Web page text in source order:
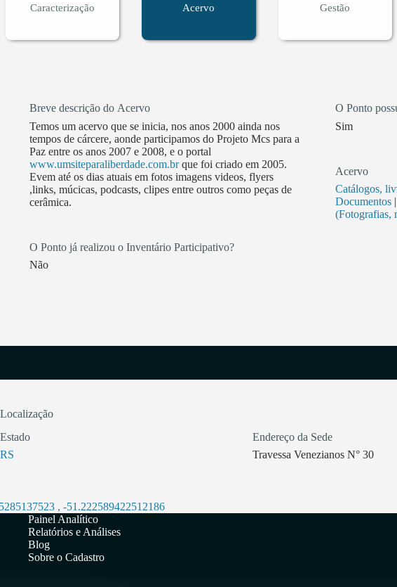
Caracterização Acervo
Breve descrição do Acervo
Temos um acervo que se inicia, nos anos 2000 ainda nos
tempos de cárcere, aonde participamos do Projeto Mcs para a
Paz entre os anos 2007 e 2008, e o portal
www.umsiteparaliberdade.com.brque foi criado em 2005.
Evem até os dias atuais em fotos imagens videos, flyers
,links, múcicas, podcasts, clipes entre outros como peças de
cerâmica.
O Ponto já realizou o Inventário Participativo?
Não
O Ponto
Sim
Acervo
Catálogos,
Documentos|
(Fotografias,
Gestão
Localização
Estado
RS
Endereço da Sede
Travessa Venezianos N° 30
, -51.222589422512186
Painel Analítico
Relatórios e Análises
Blog
Sobre o Cadastro